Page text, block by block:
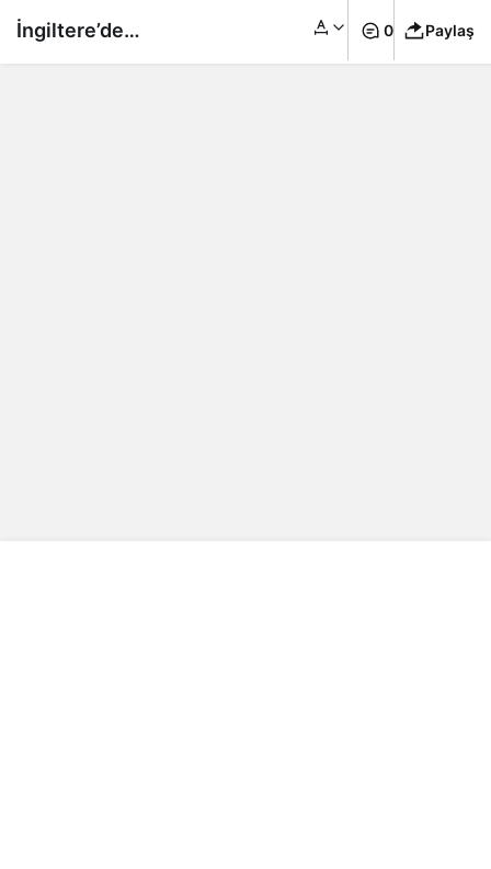
İngiltere’de 0 Paylaş